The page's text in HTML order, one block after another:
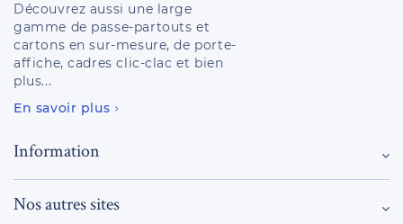
Découvrez aussi une large
gamme de passe-partouts et
cartons en sur-mesure, de porte-
affiche, cadres clic-clac et bien
plus...
En savoir plus
Information
Nos autres sites